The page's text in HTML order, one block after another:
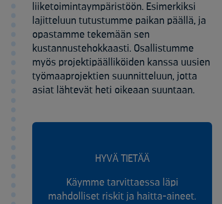
liiketoimintaympäristöön. Esimerkiksi
lajitteluun tutustumme paikan päällä, ja
opastamme tekemään sen
kustannustehokkaasti. Osallistumme
myös projektipäälliköiden kanssa uusien
työmaaprojektien suunnitteluun, jotta
asiat lähtevät heti oikeaan suuntaan.
HYVÄ TIETÄÄ
Käymme tarvittaessa läpi
mahdolliset riskit ja haitta-aineet.